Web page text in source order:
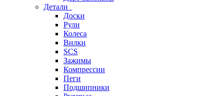
Детали
Доски
Рули
Колеса
Вилки
SCS
Зажимы
Компрессии
Пеги
Подшипники